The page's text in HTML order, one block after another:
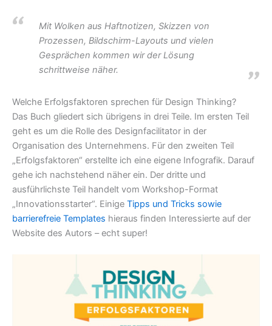
Mit Wolken aus Haftnotizen, Skizzen von
Prozessen, Bildschirm-Layouts und vielen
Gesprächen kommen wir der Lösung
schrittweise näher.
Welche Erfolgsfaktoren sprechen für Design Thinking?
Das Buch gliedert sich übrigens in drei Teile. Im ersten Teil
geht es um die Rolle des Designfacilitator in der
Organisation des Unternehmens. Für den zweiten Teil
„Erfolgsfaktoren“ erstellte ich eine eigene Infografik. Darauf
gehe ich nachstehend näher ein. Der dritte und
ausführlichste Teil handelt vom Workshop-Format
„Innovationsstarter“. Einige Tipps und Tricks sowie
barrierefreie Templates hieraus finden Interessierte auf der
Website des Autors – echt super!